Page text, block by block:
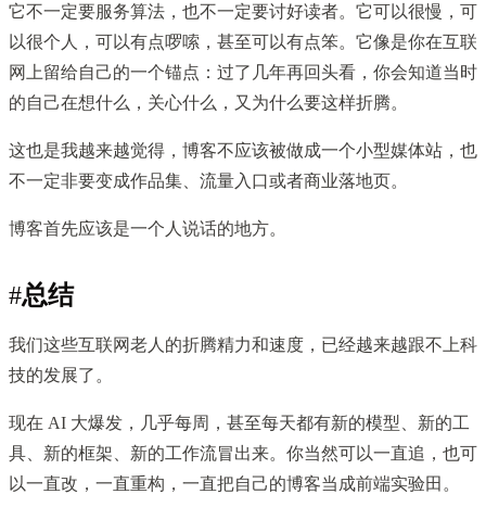
它不一定要服务算法，也不一定要讨好读者。它可以很慢，可
以很个人，可以有点啰嗦，甚至可以有点笨。它像是你在互联
网上留给自己的一个锚点：过了几年再回头看，你会知道当时
的自己在想什么，关心什么，又为什么要这样折腾。
这也是我越来越觉得，博客不应该被做成一个小型媒体站，也
不一定非要变成作品集、流量入口或者商业落地页。
博客首先应该是一个人说话的地方。
#总结
我们这些互联网老人的折腾精力和速度，已经越来越跟不上科
技的发展了。
现在 AI 大爆发，几乎每周，甚至每天都有新的模型、新的工
具、新的框架、新的工作流冒出来。你当然可以一直追，也可
以一直改，一直重构，一直把自己的博客当成前端实验田。